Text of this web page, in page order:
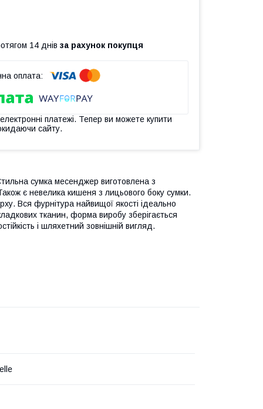
14 днів за рахунок покупця
платежі. Тепер ви можете купити
сайту.
сумка месенджер виготовлена з
є невелика кишеня з лицьового боку сумки.
Вся фурнітура найвищої якості ідеально
тканин, форма виробу зберігається
і шляхетний зовнішній вигляд.